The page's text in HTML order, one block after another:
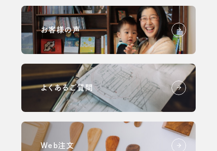
お客様の声
よくあるご質問
Web注文